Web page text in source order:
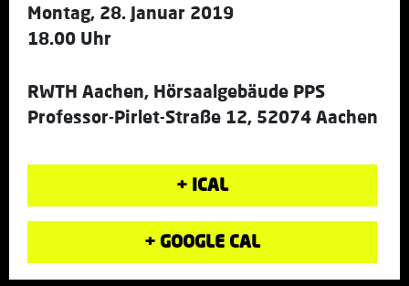
Montag, 28. Januar 2019
18.00 Uhr
RWTH Aachen, Hörsaalgebäude PPS
Professor-Pirlet-Straße 12, 52074 Aachen
+ ICAL
+ GOOGLE CAL